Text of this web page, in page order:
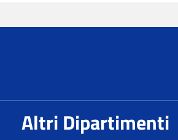
Altri Dipartimenti